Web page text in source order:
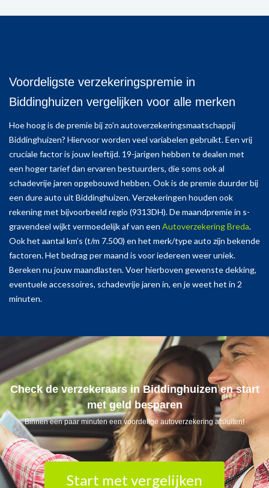
Voordeligste verzekeringspremie in
Biddinghuizen vergelijken voor alle merken
Hoe hoog is de premie bij zo’n autoverzekeringsmaatschappij
Biddinghuizen? Hiervoor worden veel variabelen gebruikt. Een vrij
cruciale factor is jouw leeftijd. 19-jarigen hebben te dealen met
een hoger tarief dan ervaren bestuurders, die soms ook al
schadevrije jaren opgebouwd hebben. Ook is de premie duurder bij
een dure auto uit Biddinghuizen. Verzekeringen houden ook
rekening met bijvoorbeeld regio (9313DH). De maandpremie in s-
gravendeel wijkt vermoedelijk af van een Autoverzekering Breda.
Ook het aantal km’s (t/m 7.500) en het merk/type auto zijn bekende
factoren. Het bedrag per maand is voor iedereen weer uniek.
Bereken nu jouw maandlasten. Voer hierboven gewenste dekking,
eventuele accessoires, schadevrije jaren in, en je weet het in 2
minuten.
Check de verzekeraars in Biddinghuizen en start
met geld besparen
Binnen een paar minuten een voordelige autoverzekering afsluiten!
Start met vergelijken